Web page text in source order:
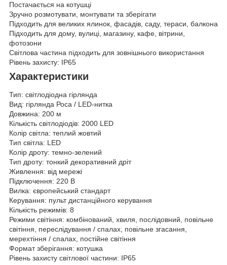
Постачається на котушці
Зручно розмотувати, монтувати та зберігати
Підходить для великих ялинок, фасадів, саду, тераси, балкона
Підходить для дому, вулиці, магазину, кафе, вітрини,
фотозони
Світлова частина підходить для зовнішнього використання
Рівень захисту: IP65
Характеристики
Тип: світлодіодна гірлянда
Вид: гірлянда Роса / LED-нитка
Довжина: 200 м
Кількість світлодіодів: 2000 LED
Колір світла: теплий жовтий
Тип світла: LED
Колір дроту: темно-зелений
Тип дроту: тонкий декоративний дріт
Живлення: від мережі
Підключення: 220 В
Вилка: європейський стандарт
Керування: пульт дистанційного керування
Кількість режимів: 8
Режими світіння: комбінований, хвиля, послідовний, повільне
світіння, переслідування / спалах, повільне згасання,
мерехтіння / спалах, постійне світіння
Формат зберігання: котушка
Рівень захисту світлової частини: IP65